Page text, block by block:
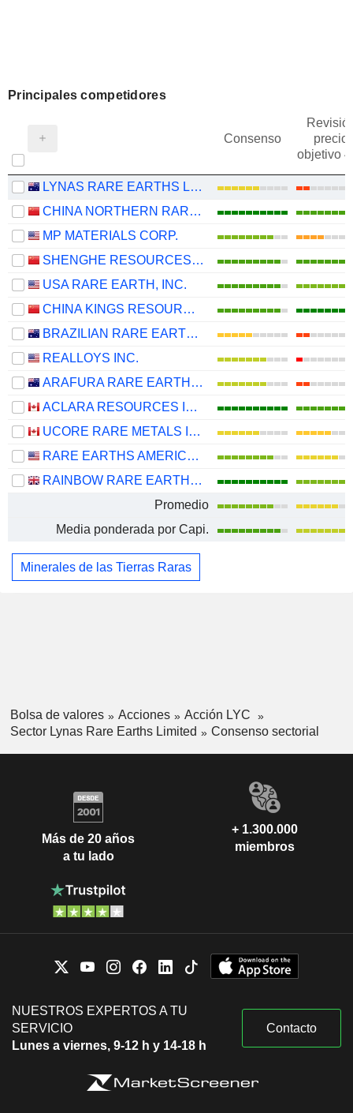
Principales competidores
Consenso
precio
objetivo
LYNAS RARE EARTHS LIMITED
CHINA NORTHERN RARE EARTH (GROUP) HIGH-TECH CO.,LTD
MP MATERIALS CORP.
SHENGHE RESOURCES HOLDING CO., LTD
USA RARE EARTH, INC.
CHINA KINGS RESOURCES GROUP CO.,LTD.
BRAZILIAN RARE EARTHS LIMITED
REALLOYS INC.
ARAFURA RARE EARTHS LIMITED
ACLARA RESOURCES INC.
UCORE RARE METALS INC.
RARE EARTHS AMERICAS, INC.
RAINBOW RARE EARTHS LIMITED
Promedio
Media ponderada por Capi.
Minerales de las Tierras Raras
Bolsa de valores Acciones
Acción LYC
Sector Lynas Rare Earths Limited
Consenso sectorial
Más de 20 años
a tu lado
+ 1.300.000
miembros
NUESTROS EXPERTOS A TU
SERVICIO
Lunes a viernes, 9-12 h y 14-18 h
Contacto